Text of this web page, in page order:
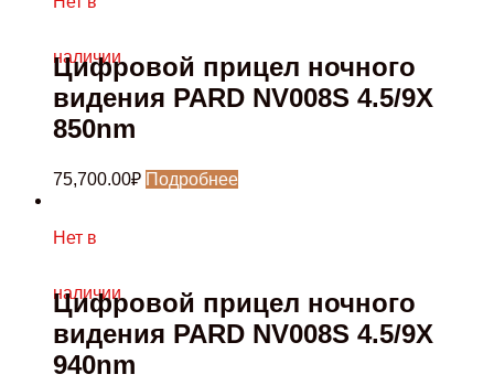
наличии
Цифровой прицел ночного
видения PARD NV008S 4.5/9X
850nm
75,700.00₽ Подробнее
Нет в
наличии
Цифровой прицел ночного
видения PARD NV008S 4.5/9X
940nm